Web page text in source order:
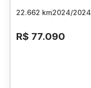
22.662 km2024/2024
R$ 77.090